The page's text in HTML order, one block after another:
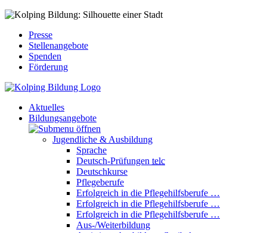
Presse
Stellenangebote
Spenden
Förderung
Aktuelles
Bildungsangebote
Jugendliche & Ausbildung
Sprache
Deutsch-Prüfungen telc
Deutschkurse
Pflegeberufe
Erfolgreich in die Pflegehilfsberufe …
Erfolgreich in die Pflegehilfsberufe …
Erfolgreich in die Pflegehilfsberufe …
Aus-/Weiterbildung